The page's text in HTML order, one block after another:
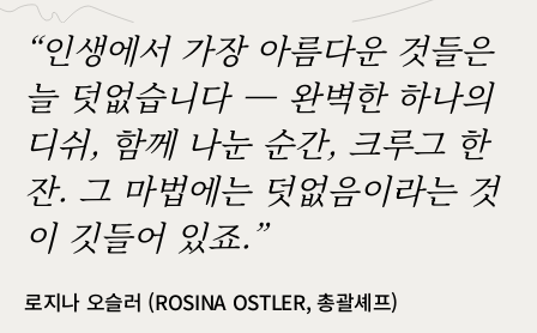
“인생에서 가장 아름다운 것들은
늘 덧없습니다 — 완벽한 하나의
디쉬, 함께 나눈 순간, 크루그 한
잔. 그 마법에는 덧없음이라는 것
이 깃들어 있죠.”
로지나 오슬러 (ROSINA OSTLER, 총괄셰프)